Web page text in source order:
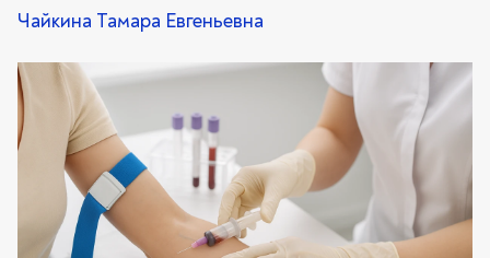
Чайкина Тамара Евгеньевна